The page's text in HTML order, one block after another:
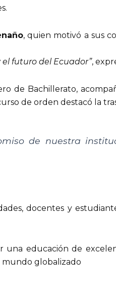
, quien motivó a sus
futuro del Ecuador”,
de Bachillerato,
de orden destacó la
de nuestra
docentes y
una educación de
mundo globalizado